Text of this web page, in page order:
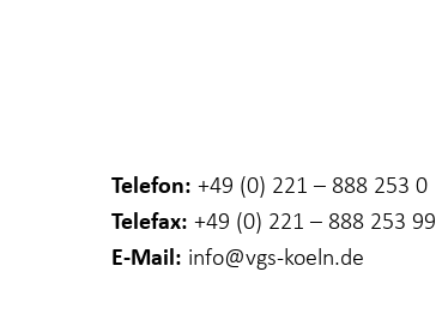
Telefon: +49 (0) 221 – 888 253 0
Telefax: +49 (0) 221 – 888 253 99
E-Mail: info@vgs-koeln.de